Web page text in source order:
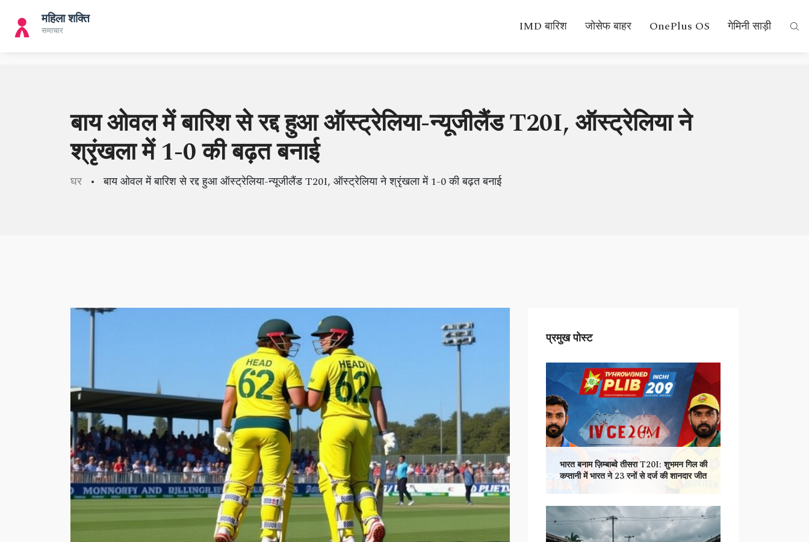
IMD बारिश जोसेफ बाहर OnePlus OS गेमिनी साड़ी
बाय ओवल में बारिश से रद्द हुआ ऑस्ट्रेलिया-न्यूजीलैंड T20I, ऑस्ट्रेलिया ने
श्रृंखला में 1-0 की बढ़त बनाई
घर बाय ओवल में बारिश से रद्द हुआ ऑस्ट्रेलिया-न्यूजीलैंड T20I, ऑस्ट्रेलिया ने श्रृंखला में 1-0 की बढ़त बनाई
प्रमुख पोस्ट
भारत बनाम ज़िम्बाब्वे तीसरा T20I: शुभमन गिल की
कप्तानी में भारत ने 23 रनों से दर्ज की शानदार जीत